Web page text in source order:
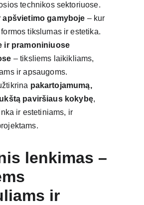
technikos sektoriuose.
apšvietimo gamyboje – kur
tikslumas ir estetika.
ir pramoniniuose
– tiksliems laikikliams,
ir apsaugoms.
pakartojamumą,
paviršiaus kokybę,
ir estetiniams, ir
lenkimas –
ir